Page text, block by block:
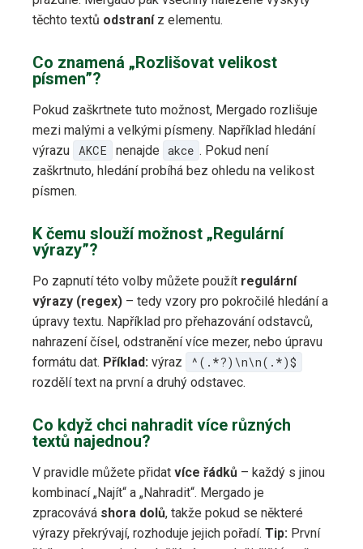
těchto textů odstraníz elementu.
Co znamená „Rozlišovat velikost
písmen”?
Pokud zaškrtnete tuto možnost, Mergado rozlišuje
mezi malými a velkými písmeny. Například hledání
výrazu AKCE nenajde akce . Pokud není
zaškrtnuto, hledání probíhá bez ohledu na velikost
písmen.
K čemu slouží možnost „Regulární
výrazy”?
Po zapnutí této volby můžete použít regulární
výrazy (regex) – tedy vzory pro pokročilé hledání a
úpravy textu. Například pro přehazování odstavců,
nahrazení čísel, odstranění více mezer, nebo úpravu
formátu dat. Příklad: výraz
^(.*?)\n\n(.*)$
rozdělí text na první a druhý odstavec.
Co když chci nahradit více různých
textů najednou?
V pravidle můžete přidat více řádků – každý s jinou
kombinací „Najít“ a „Nahradit“. Mergado je
zpracovává shora dolů, takže pokud se některé
výrazy překrývají, rozhoduje jejich pořadí. Tip: První